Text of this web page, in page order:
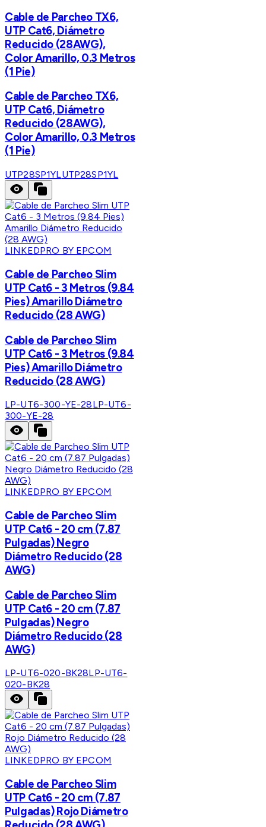
Cable de Parcheo TX6,
UTP Cat6, Diámetro
Reducido (28AWG),
Color Amarillo, 0.3 Metros
(1 Pie)
Cable de Parcheo TX6,
UTP Cat6, Diámetro
Reducido (28AWG),
Color Amarillo, 0.3 Metros
(1 Pie)
UTP28SP1YLUTP28SP1YL
LINKEDPRO BY EPCOM
Cable de Parcheo Slim
UTP Cat6 - 3 Metros (9.84
Pies) Amarillo Diámetro
Reducido (28 AWG)
Cable de Parcheo Slim
UTP Cat6 - 3 Metros (9.84
Pies) Amarillo Diámetro
Reducido (28 AWG)
LP-UT6-300-YE-28LP-UT6-
300-YE-28
LINKEDPRO BY EPCOM
Cable de Parcheo Slim
UTP Cat6 - 20 cm (7.87
Pulgadas) Negro
Diámetro Reducido (28
AWG)
Cable de Parcheo Slim
UTP Cat6 - 20 cm (7.87
Pulgadas) Negro
Diámetro Reducido (28
AWG)
LP-UT6-020-BK28LP-UT6-
020-BK28
LINKEDPRO BY EPCOM
Cable de Parcheo Slim
UTP Cat6 - 20 cm (7.87
Pulgadas) Rojo Diámetro